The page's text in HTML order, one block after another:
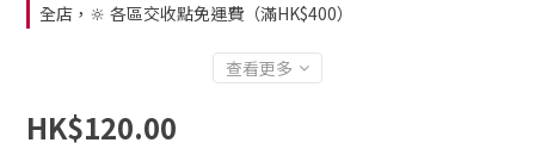
全店，🔆 各區交收點免運費（滿HK$400）
查看更多
HK$120.00